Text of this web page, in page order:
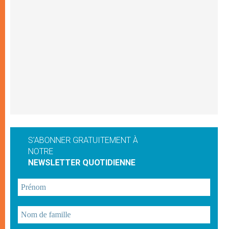
S'ABONNER GRATUITEMENT À
NOTRE
NEWSLETTER QUOTIDIENNE